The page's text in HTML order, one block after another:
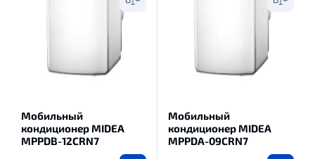
Мобильный
кондиционер MIDEA
MPPDB-12CRN7
Мобильный
кондиционер MIDEA
MPPDA-09CRN7